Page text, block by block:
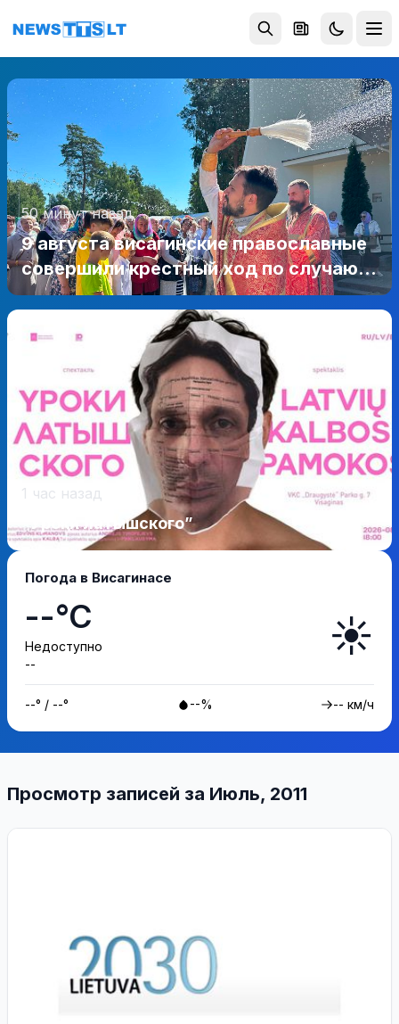
Перейти к содержимому
50 минут назад
9 августа висагинские православные
совершили крестный ход по случаю
престольного праздника
1 час назад
“Уроки латышского”
Погода в Висагинасе
--°C
Недоступно
--
☀️
--° / --° --% -- км/ч
Просмотр записей за Июль, 2011